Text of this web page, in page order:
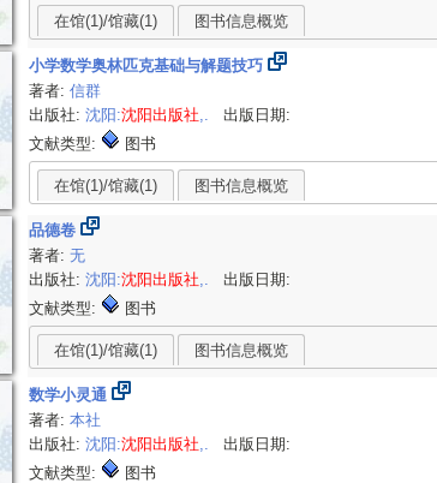
在馆(1)/馆藏(1) 图书信息概览
小学数学奥林匹克基础与解题技巧
著者:信群
出版社:沈阳:沈阳出版社,. 出版日期:
文献类型:
图书
在馆(1)/馆藏(1) 图书信息概览
品德卷
著者:无
出版社:沈阳:沈阳出版社,. 出版日期:
文献类型:
图书
在馆(1)/馆藏(1) 图书信息概览
数学小灵通
著者:本社
出版社:沈阳:沈阳出版社,. 出版日期:
文献类型:
图书